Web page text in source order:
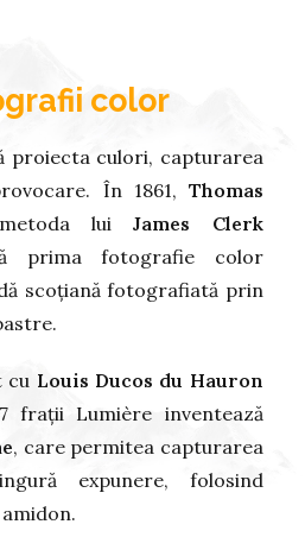
color
proiecta culori, capturarea
În 1861, Thomas
luiJames Clerk
prima fotografie color
scoțiană fotografiată prin
cu Louis Ducos du Hauron
frații Lumière inventează
, care permitea capturarea
expunere, folosind